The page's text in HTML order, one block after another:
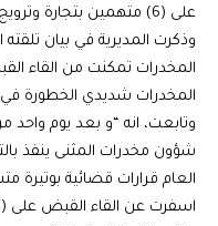
على (6) متهمين بتجارة وترويج المخدرات في المثنى.
وذكرت المديرية في بيان
المخدرات شديدي الخطورة
وتابعت، انه “و بعد يوم واحد
شؤون مخدرات المثنى ينفذ
العام قرارات قضائية بوتيرة